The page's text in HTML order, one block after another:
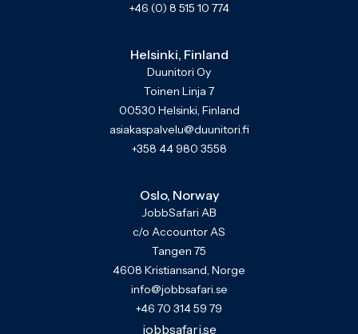
+46 (0) 8 515 10 774
Helsinki, Finland
Duunitori Oy
Toinen Linja 7
00530 Helsinki, Finland
asiakaspalvelu@duunitori.fi
+358 44 980 3558
Oslo, Norway
JobbSafari AB
c/o Accountor AS
Tangen 75
4608 Kristiansand, Norge
info@jobbsafari.se
+46 70 314 59 79
jobbsafari.se